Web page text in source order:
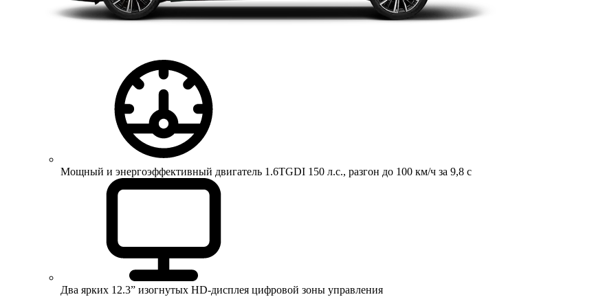
Мощный и энергоэффективный двигатель 1.6TGDI 150 л.с., разгон до 100 км/ч за 9,8 с
Два ярких 12.3” изогнутых HD-дисплея цифровой зоны управления